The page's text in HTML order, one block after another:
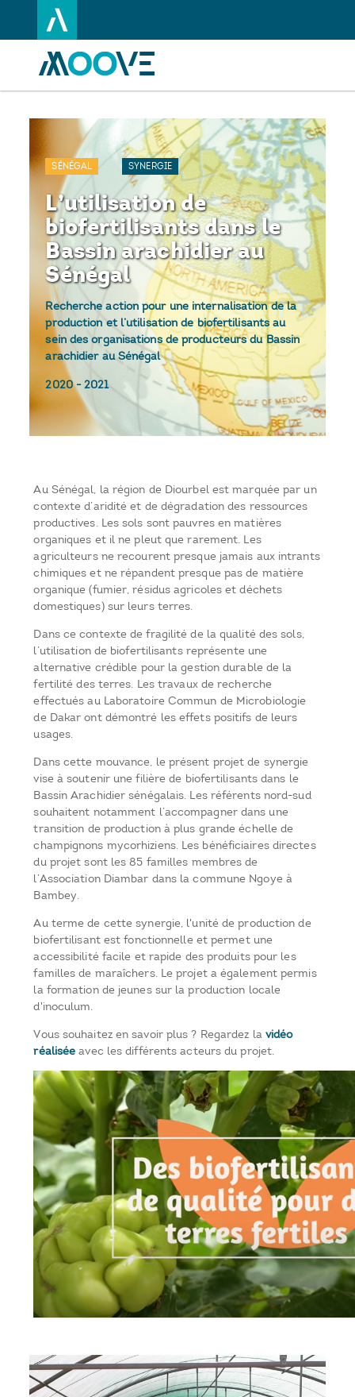
au
principal
SÉNÉGAL SYNERGIE
L’utilisation de
biofertilisants dans le
Bassin arachidier au
Sénégal
Recherche action pour une internalisation de la
production et l’utilisation de biofertilisants au
sein des organisations de producteurs du Bassin
arachidier au Sénégal
2020-2021
Au Sénégal, la région de Diourbel est marquée par un
contexte d’aridité et de dégradation des ressources
productives. Les sols sont pauvres en matières
organiques et il ne pleut que rarement. Les
agriculteurs ne recourent presque jamais aux intrants
chimiques et ne répandent presque pas de matière
organique (fumier, résidus agricoles et déchets
domestiques) sur leurs terres.
Dans ce contexte de fragilité de la qualité des sols,
l’utilisation de biofertilisants représente une
alternative crédible pour la gestion durable de la
fertilité des terres. Les travaux de recherche
effectués au Laboratoire Commun de Microbiologie
de Dakar ont démontré les effets positifs de leurs
usages.
Dans cette mouvance, le présent projet de synergie
vise à soutenir une filière de biofertilisants dans le
Bassin Arachidier sénégalais. Les référents nord-sud
souhaitent notamment l’accompagner dans une
transition de production à plus grande échelle de
champignons mycorhiziens. Les bénéficiaires directes
du projet sont les 85 familles membres de
l’Association Diambar dans la commune Ngoye à
Bambey.
Au terme de cette synergie, l'unité de production de
biofertilisant est fonctionnelle et permet une
accessibilité facile et rapide des produits pour les
familles de maraîchers. Le projet a également permis
la formation de jeunes sur la production locale
d'inoculum.
Vous souhaitez en savoir plus ? Regardez la vidéo
réalisée avec les différents acteurs du projet.